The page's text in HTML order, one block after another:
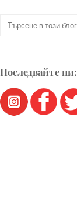
Последвайте ни: